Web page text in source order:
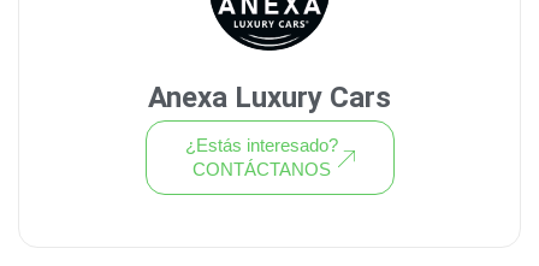
Anexa Luxury Cars
¿Estás interesado?
CONTÁCTANOS